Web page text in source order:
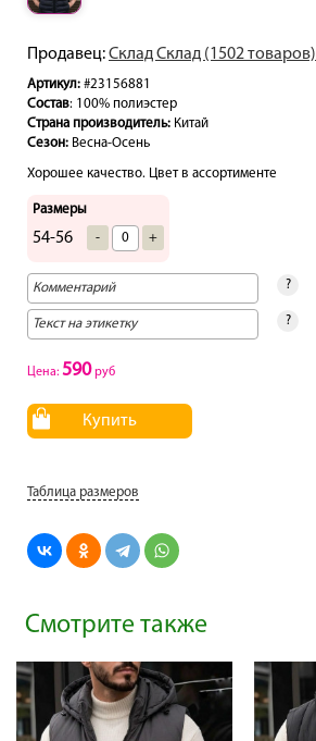
Продавец:Склад Склад (1502 товаров)
Артикул: #23156881
Состав: 100% полиэстер
Страна производитель: Китай
Сезон: Весна-Осень
Хорошее качество. Цвет в ассортименте
Размеры
54-56 - +
?
?
Цена: 590руб
Купить
Таблица размеров
Смотрите также